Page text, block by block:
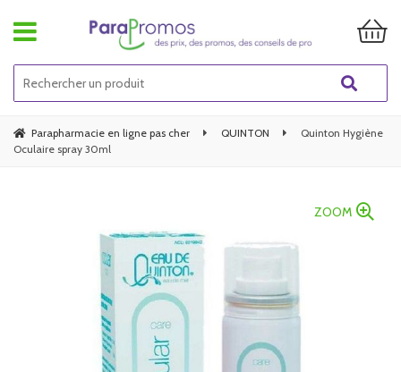
Parapharmacie en ligne pas cher QUINTON
Quinton Hygiène
Oculaire spray 30ml
ZOOM